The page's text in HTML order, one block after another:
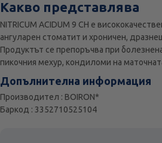
Какво представлява
NITRICUM ACIDUM 9 CH е
ангуларен стоматит и хроничен,
Продуктът се препоръчва при
пикочния мехур, кондиломи на
Допълнителна информация
Производител : BOIRON*
Баркод : 3352710525104